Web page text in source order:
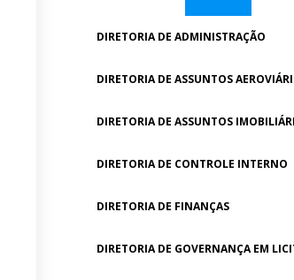
DIRETORIA DE ADMINISTRAÇÃO
DIRETORIA DE ASSUNTOS
DIRETORIA DE ASSUNTOS
DIRETORIA DE CONTROLE INTERNO
DIRETORIA DE FINANÇAS
DIRETORIA DE GOVERNANÇA EM